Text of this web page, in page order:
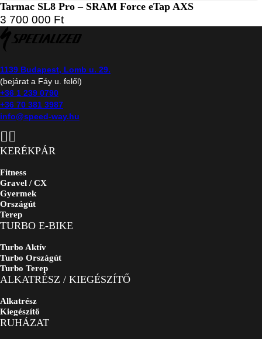
Tarmac SL8 Pro – SRAM Force eTap AXS
3 700 000 Ft
1139 Budapest, Lomb u. 29.
(bejárat a Fáy u. felől)
+36 1 239 0790
+36 70 381 3987
info@speed-way.hu
KERÉKPÁR
Fitness
Gravel / CX
Gyermek
Országút
Terep
TURBO E-BIKE
Turbo Aktív
Turbo Országút
Turbo Terep
ALKATRÉSZ / KIEGÉSZÍTŐ
Alkatrész
Kiegészítő
RUHÁZAT